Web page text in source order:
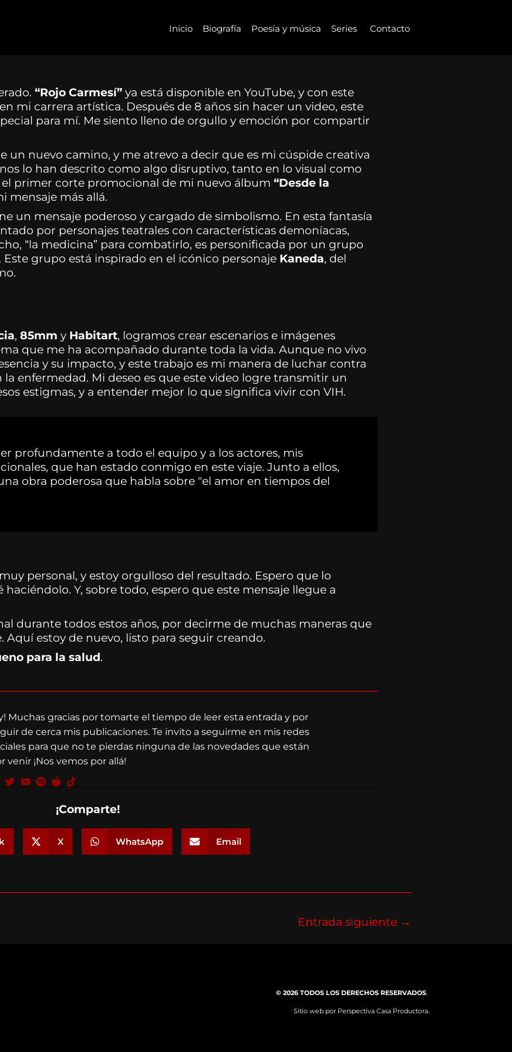
Inicio Biografía Poesía y música Series Contacto
“Rojo Carmesí” ya está disponible en YouTube, y con este
mi carrera artística. Después de 8 años sin hacer un video, este
para mí. Me siento lleno de orgullo y emoción por compartir
un nuevo camino, y me atrevo a decir que es mi cúspide creativa
lo han descrito como algo disruptivo, tanto en lo visual como
el primer corte promocional de mi nuevo álbum “Desde la
mensaje más allá.
un mensaje poderoso y cargado de simbolismo. En esta fantasía
por personajes teatrales con características demoníacas,
“la medicina” para combatirlo, es personificada por un grupo
. Este grupo está inspirado en el icónico personaje Kaneda, del
, 85mm y Habitart, logramos crear escenarios e imágenes
que me ha acompañado durante toda la vida. Aunque no vivo
y su impacto, y este trabajo es mi manera de luchar contra
enfermedad. Mi deseo es que este video logre transmitir un
estigmas, y a entender mejor lo que significa vivir con VIH.
profundamente a todo el equipo y a los actores, mis
que han estado conmigo en este viaje. Junto a ellos,
obra poderosa que habla sobre "el amor en tiempos del
personal, y estoy orgulloso del resultado. Espero que lo
Y, sobre todo, espero que este mensaje llegue a
durante todos estos años, por decirme de muchas maneras que
estoy de nuevo, listo para seguir creando.
para la salud.
Muchas gracias por tomarte el tiempo de leer esta entrada y por
de cerca mis publicaciones. Te invito a seguirme en mis redes
para que no te pierdas ninguna de las novedades que están
venir ¡Nos vemos por allá!
¡Comparte!
X WhatsApp Email
Entrada siguiente →
© 2026 TODOS LOS DERECHOS RESERVADOS.
Sitio web por Perspectiva Casa Productora.